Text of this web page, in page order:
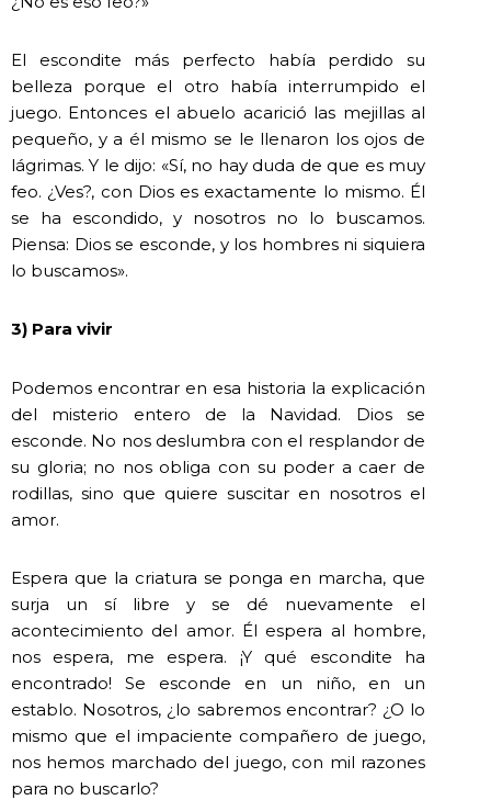
El escondite más perfecto había perdido su
belleza porque el otro había interrumpido el
juego. Entonces el abuelo acarició las mejillas al
pequeño, y a él mismo se le llenaron los ojos de
lágrimas. Y le dijo: «Sí, no hay duda de que es muy
feo. ¿Ves?, con Dios es exactamente lo mismo. Él
se ha escondido, y nosotros no lo buscamos.
Piensa: Dios se esconde, y los hombres ni siquiera
lo buscamos».
3) Para vivir
Podemos encontrar en esa historia la explicación
del misterio entero de la Navidad. Dios se
esconde. No nos deslumbra con el resplandor de
su gloria; no nos obliga con su poder a caer de
rodillas, sino que quiere suscitar en nosotros el
amor.
Espera que la criatura se ponga en marcha, que
surja un sí libre y se dé nuevamente el
acontecimiento del amor. Él espera al hombre,
nos espera, me espera. ¡Y qué escondite ha
encontrado! Se esconde en un niño, en un
establo. Nosotros, ¿lo sabremos encontrar? ¿O lo
mismo que el impaciente compañero de juego,
nos hemos marchado del juego, con mil razones
para no buscarlo?